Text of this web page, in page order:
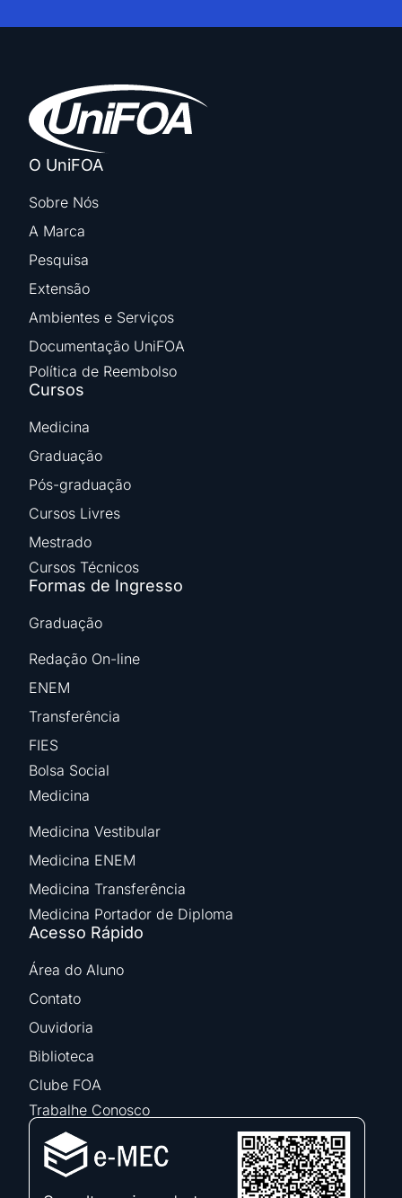
O UniFOA
Sobre Nós
A Marca
Pesquisa
Extensão
Ambientes e Serviços
Documentação UniFOA
Política de Reembolso
Cursos
Medicina
Graduação
Pós-graduação
Cursos Livres
Mestrado
Cursos Técnicos
Formas de Ingresso
Graduação
Redação On-line
ENEM
Transferência
FIES
Bolsa Social
Medicina
Medicina Vestibular
Medicina ENEM
Medicina Transferência
Medicina Portador de Diploma
Acesso Rápido
Área do Aluno
Contato
Ouvidoria
Biblioteca
Clube FOA
Trabalhe Conosco